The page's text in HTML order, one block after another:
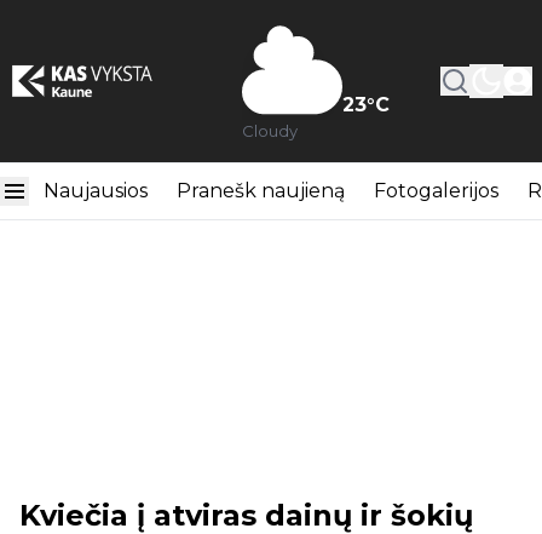
23°C
Cloudy
Naujausios Pranešk naujieną Fotogalerijos
Kviečia į atviras dainų ir šokių